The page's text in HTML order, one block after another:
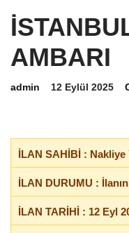
AMBARI
admin 12 Eylül 2025
İLAN SAHİBİ : Nakliye
İLAN DURUMU :
İLAN TARİHİ : 12 Eyl